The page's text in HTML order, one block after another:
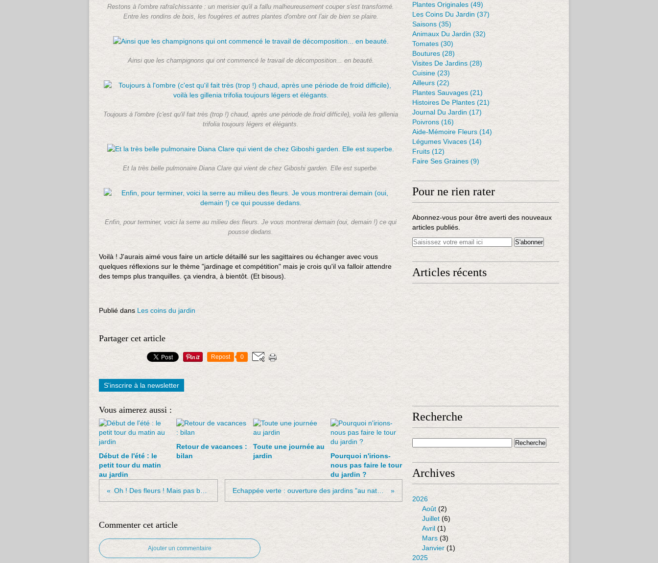
Restons à l'ombre rafraîchissante : un merisier qu'il a fallu malheureusement couper s'est transformé.
Entre les rondins de bois, les fougères et autres plantes d'ombre ont l'air de bien se plaire.
Ainsi que les champignons qui ont commencé le travail de décomposition... en beauté.
Toujours à l'ombre (c'est qu'il fait très (trop !) chaud, après une période de froid difficile), voilà les gillenia
trifolia toujours légers et élégants.
Et la très belle pulmonaire Diana Clare qui vient de chez Giboshi garden. Elle est superbe.
Enfin, pour terminer, voici la serre au milieu des fleurs. Je vous montrerai demain (oui, demain !) ce qui
pousse dedans.
Voilà ! J'aurais aimé vous faire un article détaillé sur les sagittaires ou échanger avec vous
quelques réflexions sur le thème "jardinage et compétition" mais je crois qu'il va falloir attendre
des temps plus tranquilles. ça viendra, à bientôt. (Et bisous).
Publié dans Les coins du jardin
Partager cet article
Repost 0
S'inscrire à la newsletter
Vous aimerez aussi :
Début de l'été : le
petit tour du matin
au jardin
Retour de vacances :
bilan
Toute une journée au
jardin
Pourquoi n'irions-
nous pas faire le tour
du jardin ?
Echappée verte : ouverture des jardins "au naturel" à Bouillon
Commenter cet article
Ajouter un commentaire
Plantes Originales (49)
Les Coins Du Jardin (37)
Saisons (35)
Animaux Du Jardin (32)
Tomates (30)
Boutures (28)
Visites De Jardins (28)
Cuisine (23)
Ailleurs (22)
Plantes Sauvages (21)
Histoires De Plantes (21)
Journal Du Jardin (17)
Poivrons (16)
Aide-Mémoire Fleurs (14)
Légumes Vivaces(14)
Fruits (12)
Faire Ses Graines (9)
Pour ne rien rater
Abonnez-vous pour être averti des nouveaux
articles publiés.
Articles récents
Recherche
Archives
2026
Août (2)
Juillet (6)
Avril (1)
Mars (3)
Janvier (1)
2025